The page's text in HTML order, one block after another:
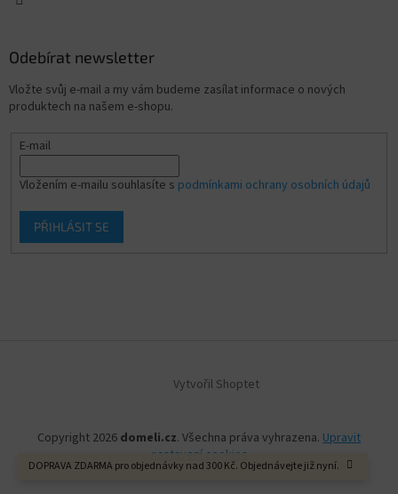
DOPRAVA ZDARMA pro objednávky nad 300 Kč. Objednávejte již nyní.
Odebírat newsletter
Vložte svůj e-mail a my vám budeme zasílat informace o nových
produktech na našem e-shopu.
E-mail
Vložením e-mailu souhlasíte s podmínkami ochrany osobních údajů
PŘIHLÁSIT SE
Vytvořil Shoptet
Copyright 2026 domeli.cz. Všechna práva vyhrazena. Upravit
nastavení cookies